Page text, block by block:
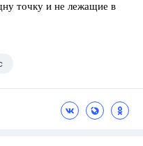
точку и не лежащие в